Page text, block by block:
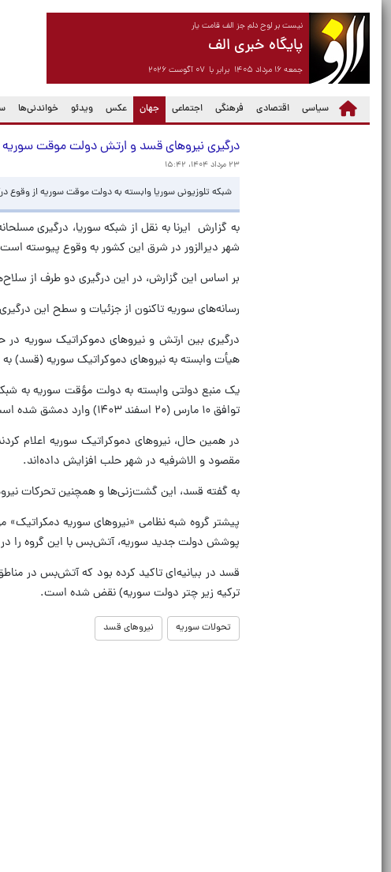
نیست بر لوح دلم جز الف قامت یار
پایگاه خبری الف
جمعه ۱۶ مرداد ۱۴۰۵ برابر با ۰۷ آگوست ۲۰۲۶
سیاسی اقتصادی فرهنگی اجتماعی جهان
(current) عکس ویدئو خواندنی‌ها
درگیری نیروهای قسد و ارتش دولت موقت سوریه
۲۳ مرداد ۱۴۰۴، ۱۵:۴۲
شبکه تلوزیونی سوریا وابسته به دولت موقت سوریه از وقوع
به گزارش ایرنا به نقل از شبکه سوریا، درگیری
شهر دیرالزور در شرق این کشور به وقوع پیوسته
بر اساس این گزارش، در این درگیری دو طرف از
رسانه‌های سوریه تاکنون از جزئیات و سطح این
درگیری بین ارتش و نیروهای دموکراتیک سوریه
هیأت وابسته به نیروهای دموکراتیک سوریه (قسد)
یک منبع دولتی وابسته به دولت مؤقت سوریه به
توافق ۱۰ مارس (۲۰ اسفند ۱۴۰۳) وارد دمشق شده است.
در همین حال، نیروهای دموکراتیک سوریه اعلام
مقصود و الاشرفیه در شهر حلب افزایش داده‌اند.
به گفته قسد، این گشت‌زنی‌ها و همچنین تحرکات
پیشتر گروه شبه نظامی «نیروهای سوریه
پوشش دولت جدید سوریه، آتش‌بس با این گروه را
قسد در بیانیه‌ای تاکید کرده بود که آتش‌بس در
ترکیه زیر چتر دولت سوریه) نقض شده است.
تحولات سوریه نیروهای قسد